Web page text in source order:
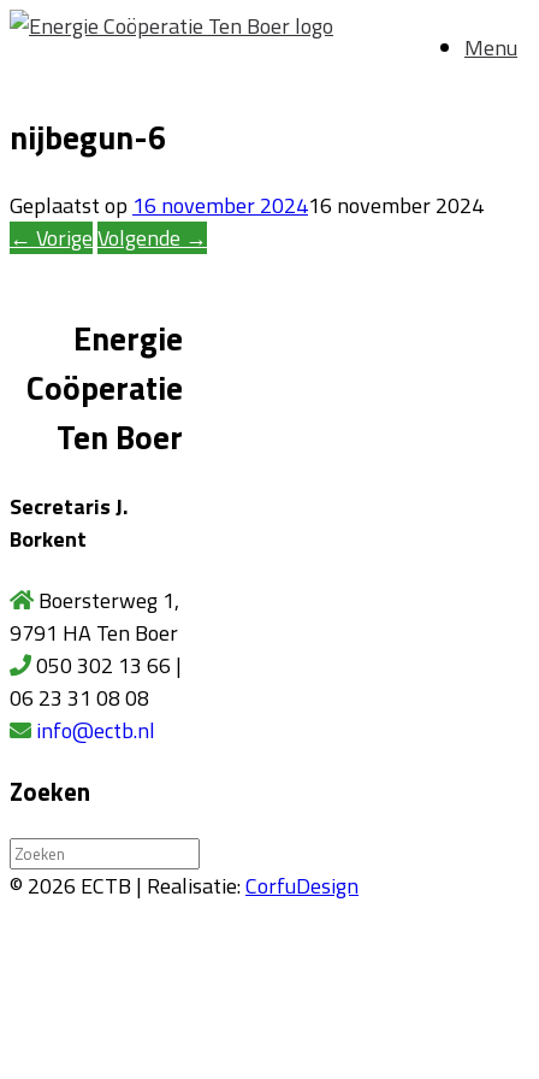
Ga
inhoud
Menu
nijbegun-6
Geplaatst op 16 november 202416 november 2024
← VorigeVolgende →
Energie
Coöperatie
Ten Boer
Secretaris J.
Borkent
Boersterweg 1,
9791 HA Ten Boer
050 302 13 66 |
06 23 31 08 08
info@ectb.nl
Zoeken
Zoeken
naar:
© 2026 ECTB | Realisatie:CorfuDesign